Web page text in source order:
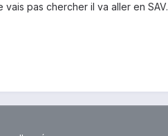
pas chercher il va aller en SAV.